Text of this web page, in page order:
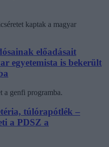
kaptak a magyar
előadásait
egyetemista is bekerült
a genfi programba.
túlórapótlék –
a PDSZ a